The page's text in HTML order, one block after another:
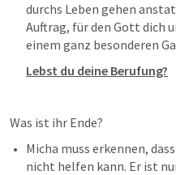
durchs Leben gehen
Auftrag, für den Gott dich
einem ganz besonderen
Lebst du deine Berufung?
Was ist ihr Ende?
Micha muss erkennen,
nicht helfen kann. Er ist